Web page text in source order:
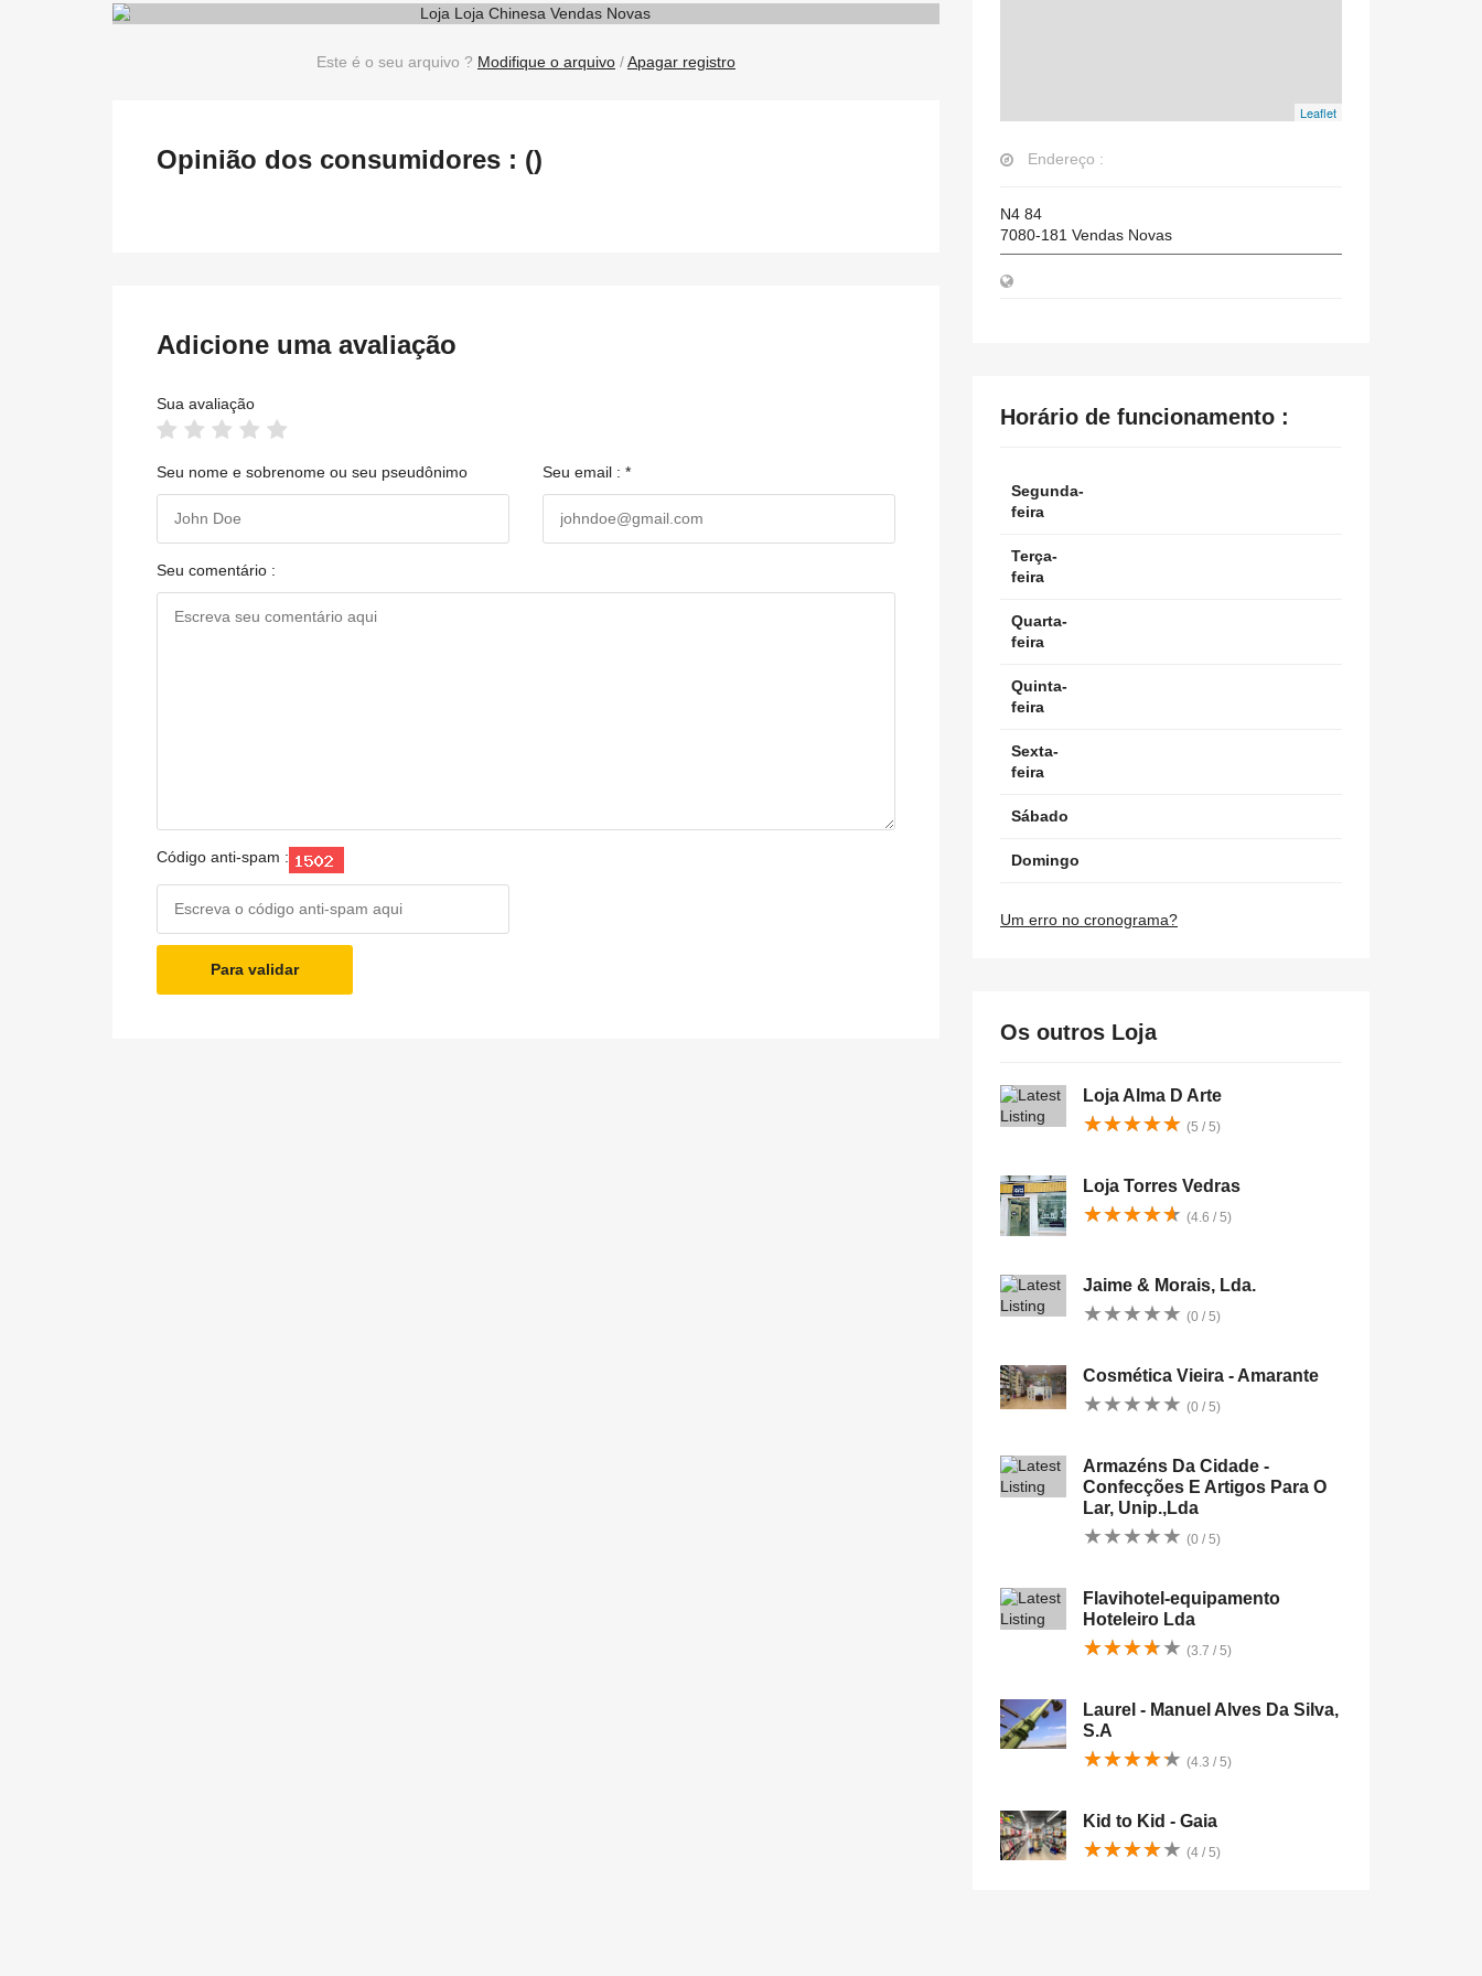
Este é o seu arquivo ? Modifique o arquivo /Apagar registro
Opinião dos consumidores : ()
Adicione uma avaliação
Sua avaliação
Seu nome e sobrenome ou seu pseudônimo Seu email : *
Seu comentário :
Código anti-spam :
Para validar
Leaflet
Endereço :
N4 84
7080-181 Vendas Novas
Horário de funcionamento :
Segunda-
feira
Terça-
feira
Quarta-
feira
Quinta-
feira
Sexta-
feira
Sábado
Domingo
Um erro no cronograma?
Os outros Loja
Loja Alma D Arte
★★★★★
★★★★★ (5 / 5)
Loja Torres Vedras
★★★★★
★★★★★ (4.6 / 5)
Jaime & Morais, Lda.
★★★★★
★★★★★ (0 / 5)
Cosmética Vieira - Amarante
★★★★★
★★★★★ (0 / 5)
Armazéns Da Cidade -
Confecções E Artigos Para O
Lar, Unip.,Lda
★★★★★
★★★★★ (0 / 5)
Flavihotel-equipamento
Hoteleiro Lda
★★★★★
★★★★★ (3.7 / 5)
Laurel - Manuel Alves Da Silva,
S.A
★★★★★
★★★★★ (4.3 / 5)
Kid to Kid - Gaia
★★★★★
★★★★★ (4 / 5)